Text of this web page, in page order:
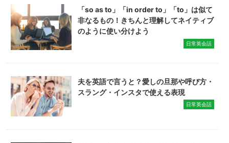
「so as to」「in order to」「to」は似て
非なるもの！きちんと理解してネイティブ
のように使い分けよう
日常英会話
夫を英語で言うと？愛しの旦那や呼び方・
スラング・インスタで使える表現
日常英会話